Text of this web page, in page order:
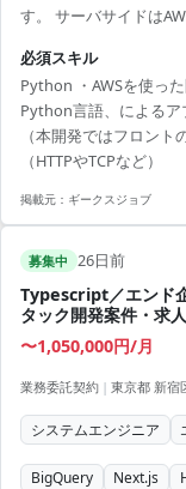
す。 サーバサイドは
定です。 ※フルリモート
必須スキル
Python ・AWSを使っ
Python言語、によるア
（本開発ではフロン
（HTTPやTCPなど）
掲載元： ギークスジョブ
募集中 26日前
Typescript／エンド
タック開発案件・求人
〜1,050,000円/月
業務委託契約 | 東京都 新宿
システムエンジニア
BigQuery Next.js